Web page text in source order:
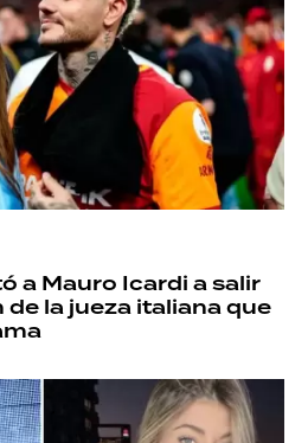
a Mauro Icardi a salir
de la jueza italiana que